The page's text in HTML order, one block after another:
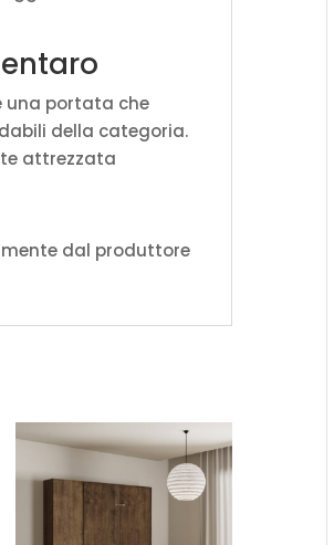
una portata che
della categoria.
attrezzata
dal produttore